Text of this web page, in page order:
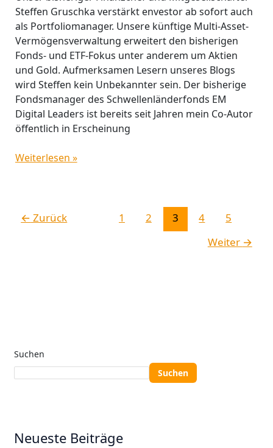
Steffen Gruschka verstärkt envestor ab sofort auch
als Portfoliomanager. Unsere künftige Multi-Asset-
Vermögensverwaltung erweitert den bisherigen
Fonds- und ETF-Fokus unter anderem um Aktien
und Gold. Aufmerksamen Lesern unseres Blogs
wird Steffen kein Unbekannter sein. Der bisherige
Fondsmanager des Schwellenländerfonds EM
Digital Leaders ist bereits seit Jahren mein Co-Autor
öffentlich in Erscheinung
Weiterlesen »
← Zurück 1 2 3 4
5
Weiter →
Suchen
Suchen
Neueste Beiträge